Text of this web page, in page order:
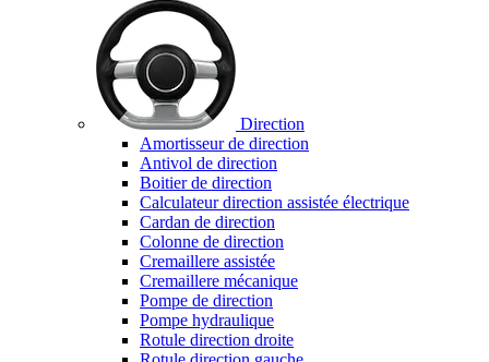
Direction
Amortisseur de direction
Antivol de direction
Boitier de direction
Calculateur direction assistée électrique
Cardan de direction
Colonne de direction
Cremaillere assistée
Cremaillere mécanique
Pompe de direction
Pompe hydraulique
Rotule direction droite